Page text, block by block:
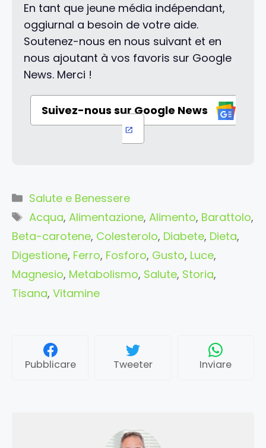
En tant que jeune média indépendant,
oggiurnal a besoin de votre aide.
Soutenez-nous en nous suivant et en
nous ajoutant à vos favoris sur Google
News. Merci !
Suivez-nous sur Google News
Categorie
Salute e Benessere
Tag
Acqua, Alimentazione, Alimento, Barattolo,
Beta-carotene, Colesterolo, Diabete, Dieta,
Digestione, Ferro, Fosforo, Gusto, Luce,
Magnesio, Metabolismo, Salute, Storia,
Tisana, Vitamine
Pubblicare Tweeter Inviare